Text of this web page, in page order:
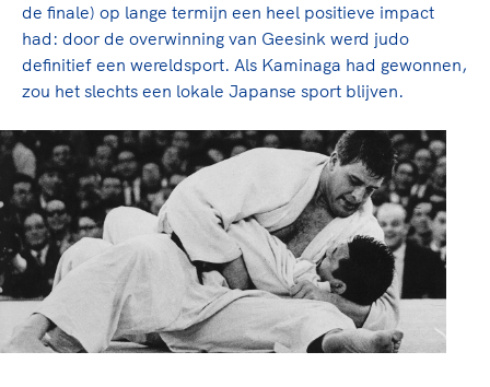
de finale) op lange termijn een heel positieve impact
had: door de overwinning van Geesink werd judo
definitief een wereldsport. Als Kaminaga had gewonnen,
zou het slechts een lokale Japanse sport blijven.